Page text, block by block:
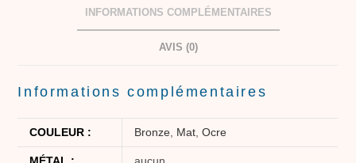
INFORMATIONS COMPLÉMENTAIRES
AVIS (0)
Informations complémentaires
COULEUR : Bronze Mat ,Ocre